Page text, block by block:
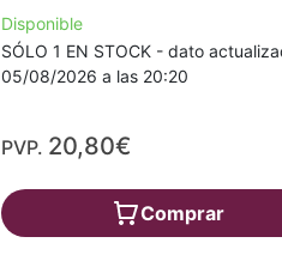
Disponible
SÓLO 1 EN STOCK - dato
05/08/2026 a las 20:20
PVP. 20,80€
Comprar